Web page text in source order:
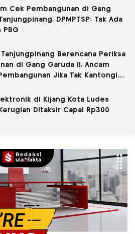
Cek Pembangunan di Gang
DPMPTSP: Tak Ada
PBG
Berencana Periksa
di Gang Garuda II, Ancam
Jika Tak Kantongi
di Kijang Kota Ludes
Ditaksir Capai Rp300